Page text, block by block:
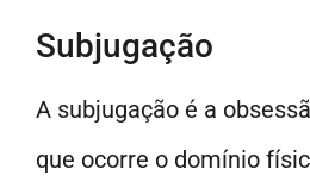
Subjugação
A subjugação é a
que ocorre o domínio